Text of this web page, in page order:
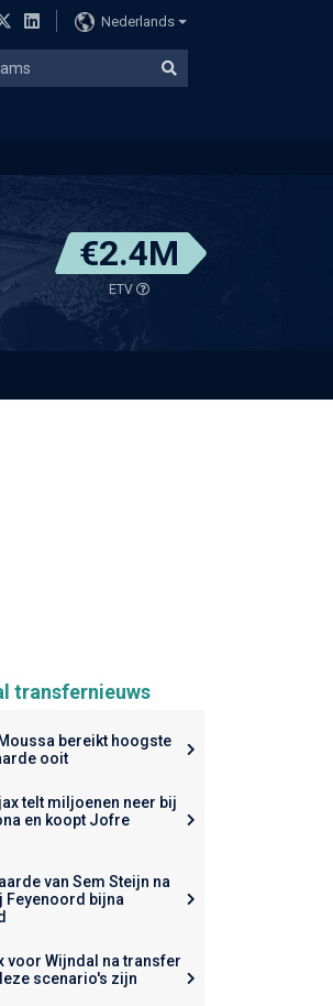
Nederlands
€2.4M
ETV
transfernieuws
bereikt hoogste
ooit
telt miljoenen neer bij
en koopt Jofre
van Sem Steijn na
Feyenoord bijna
voor Wijndal na transfer
scenario's zijn